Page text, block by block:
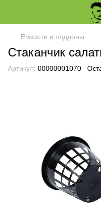
Емкости и поддоны
Стаканчик
Артикул: 00000001070